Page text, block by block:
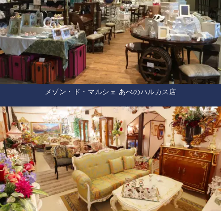
メゾン・ド・マルシェ あべのハルカス店